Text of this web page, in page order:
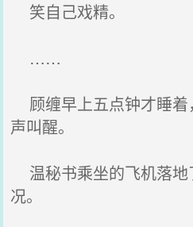
笑自己戏精。
……
顾缠早上五点钟才睡着
声叫醒。
温秘书乘坐的飞机落地
况。